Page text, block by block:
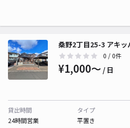
桑野2丁目25-3 アキッ
0 / 0件
¥1,000〜 / 日
貸出時間
24時間営業
タイプ
平置き